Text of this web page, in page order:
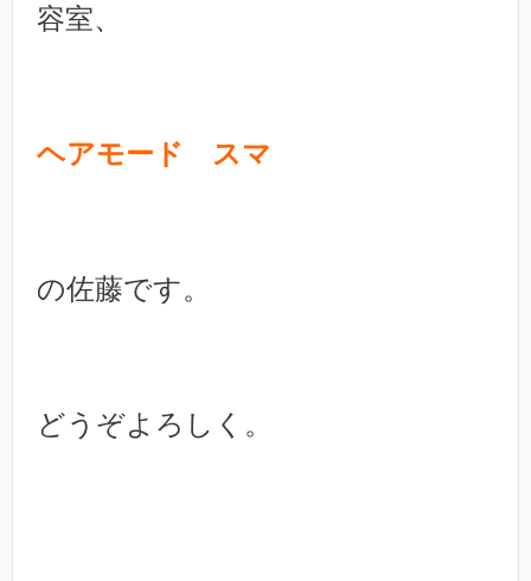
容室、
ヘアモード スマ
の佐藤です。
どうぞよろしく。